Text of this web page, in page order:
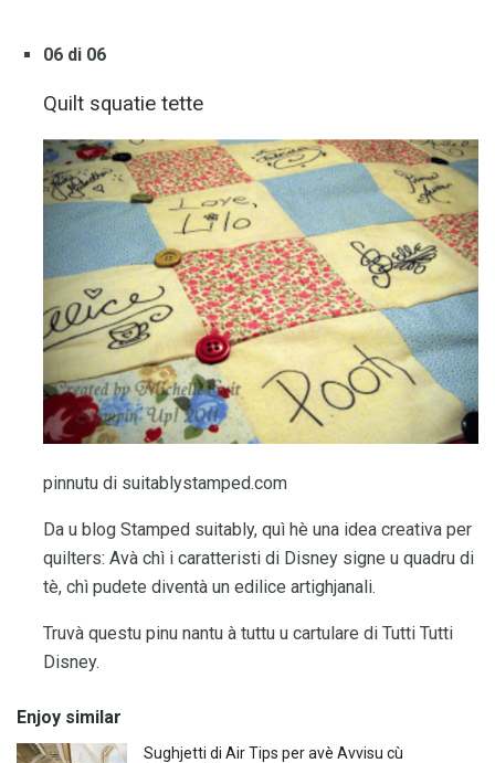
06 di 06
Quilt squatie tette
pinnutu di suitablystamped.com
Da u blog Stamped suitably, quì hè una idea creativa per
quilters: Avà chì i caratteristi di Disney signe u quadru di
tè, chì pudete diventà un edilice artighjanali.
Truvà questu pinu nantu à tuttu u cartulare di Tutti Tutti
Disney.
Enjoy similar
Sughjetti di Air Tips per avè Avvisu cù